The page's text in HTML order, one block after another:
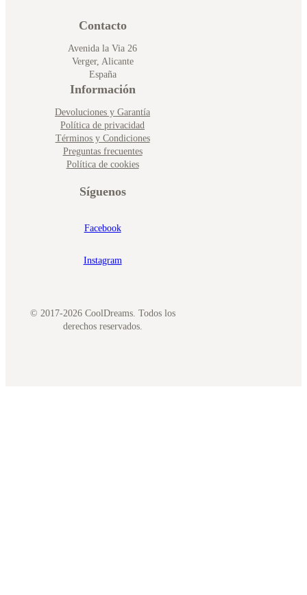
Contacto
Avenida la Via 26
Verger, Alicante
España
Información
Devoluciones y Garantía
Política de privacidad
Términos y Condiciones
Preguntas frecuentes
Política de cookies
Síguenos
Facebook
Instagram
© 2017-2026 CoolDreams. Todos los
derechos reservados.